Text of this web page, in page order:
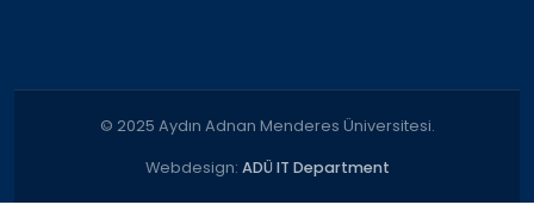
© 2025 Aydın Adnan Menderes Üniversitesi.
Webdesign: ADÜ IT Department